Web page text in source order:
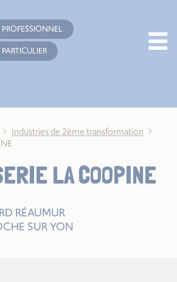
PROFESSIONNEL
Industries de 2ème transformation
LA COOPINE
RÉAUMUR
SUR YON